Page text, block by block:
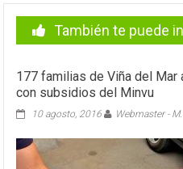
También te puede
177 familias de Viña del Mar
con subsidios del Minvu
10 agosto, 2016 Webmaster -